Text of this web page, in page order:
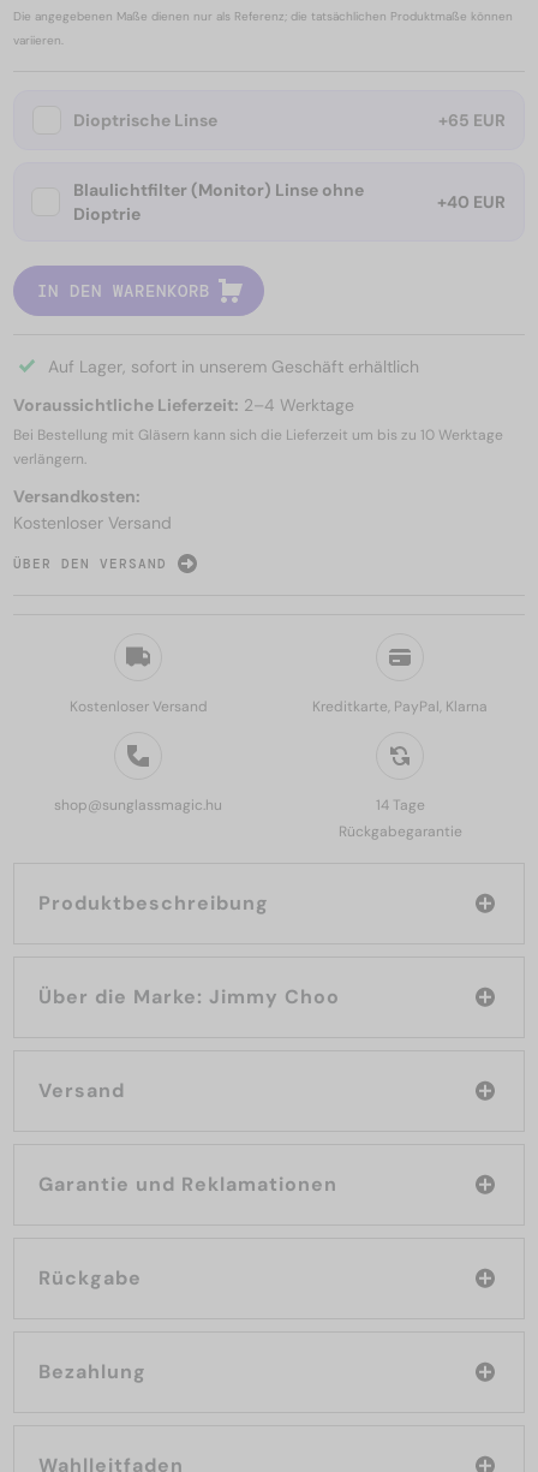
Kostenloser Versand Kreditkarte, PayPal, Klarna
shop@sunglassmagic.hu
14 Tage
Rückgabegarantie
Produktbeschreibung
Über die Marke: Jimmy Choo
Versand
Garantie und Reklamationen
Rückgabe
Bezahlung
Wahlleitfaden
Die angegebenen Maße dienen nur als Referenz; die tatsächlichen Produktmaße können
variieren.
Dioptrische Linse +65 EUR
Blaulichtfilter (Monitor) Linse ohne
Dioptrie
+40 EUR
IN DEN WARENKORB
Auf Lager, sofort in unserem Geschäft erhältlich
Voraussichtliche Lieferzeit: 2–4 Werktage
Bei Bestellung mit Gläsern kann sich die Lieferzeit um bis zu 10 Werktage
verlängern.
Versandkosten:
Kostenloser Versand
ÜBER DEN VERSAND